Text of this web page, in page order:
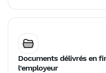
Documents délivrés en
l'employeur